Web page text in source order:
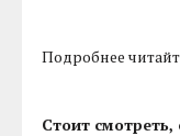
Подробнее
Стоит смотреть,